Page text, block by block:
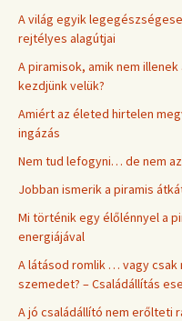
A világ egyik
rejtélyes alagútjai
A piramisok, amik nem
kezdjünk velük?
Amiért az életed hirtelen
ingázás
Nem tud lefogyni… de nem
Jobban ismerik a piramis
Mi történik egy élőlénnyel a
energiájával
A látásod romlik … vagy csak
szemedet? – Családállítás
A jó családállító nem erőlteti